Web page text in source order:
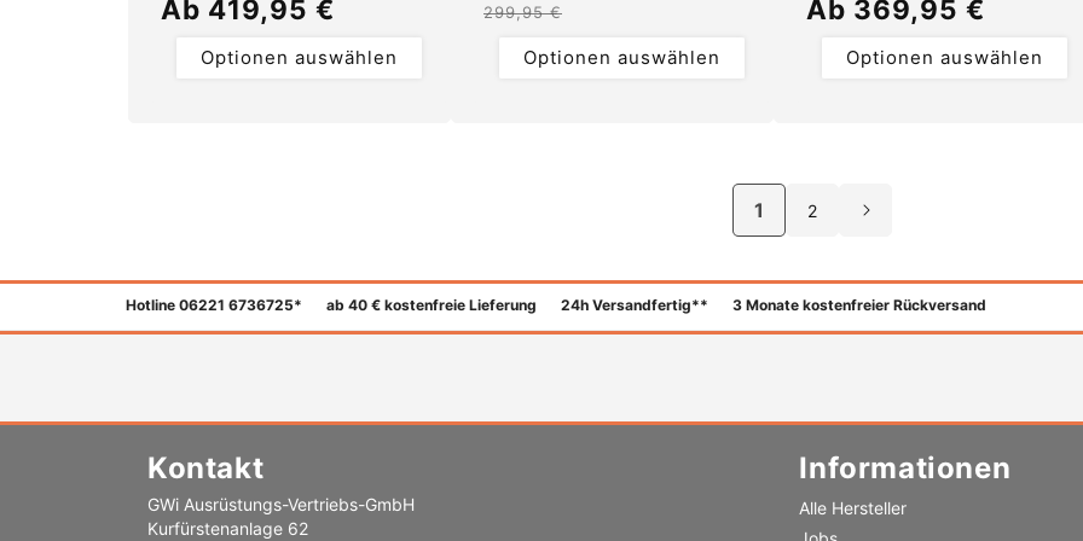
Normaler
Ab 419,95 €
Optionen auswählen
299,95 €
Optionen auswählen
Normaler
Ab 369,95 €
Optionen auswählen
1 2
Hotline 06221 6736725* ab 40 € kostenfreie Lieferung 24h Versandfertig** 3 Monate kostenfreier Rückversand
Kontakt
GWi Ausrüstungs-Vertriebs-GmbH
Kurfürstenanlage 62
Informationen
Alle Hersteller